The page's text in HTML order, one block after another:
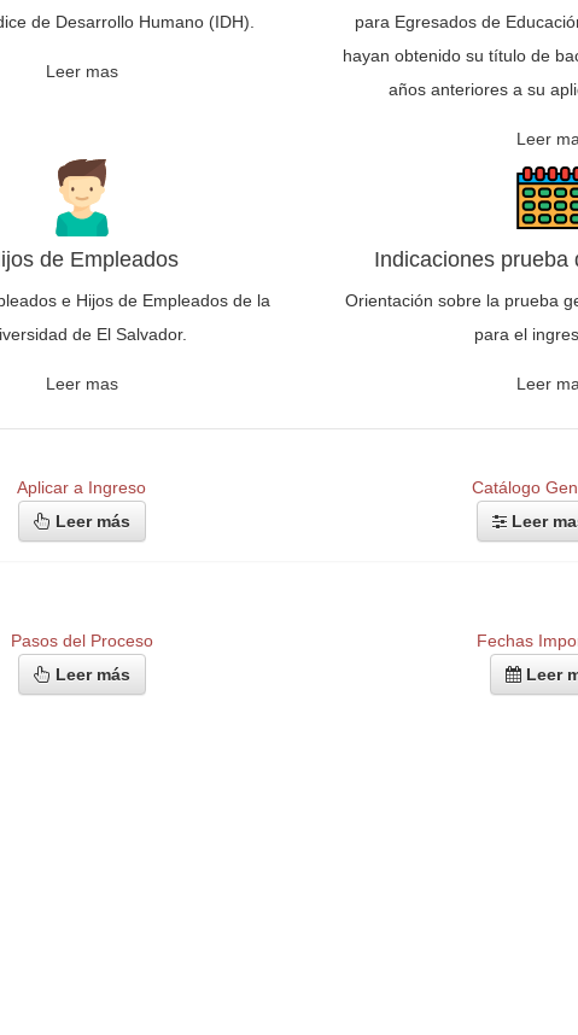
de Desarrollo Humano (IDH).
Leer mas
para Egresados de
hayan obtenido su título de
años anteriores a su
Leer
de Empleados
e Hijos de Empleados de la
de El Salvador.
Leer mas
Indicaciones prueba
Orientación sobre la prueba
para el
Leer
Aplicar a Ingreso
Leer más
Catálogo
Leer
Pasos del Proceso
Leer más
Fechas
Leer